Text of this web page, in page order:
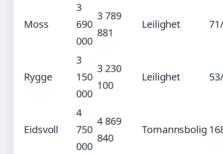
Moss
3
690
000
3 789
881
Leilighet
Rygge
3
150
000
3 230
100
Leilighet
Eidsvoll
4
750
000
4 869
840
Tomannsbolig